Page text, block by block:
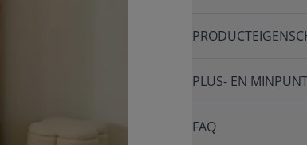
PLUS- EN
FAQ